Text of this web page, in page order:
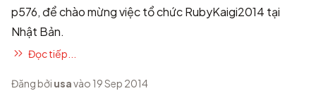
p576, để chào mừng việc tổ chứcRubyKaigi2014 tại
Nhật Bản.
Đọc tiếp...
Đăng bởi usavào 19 Sep 2014